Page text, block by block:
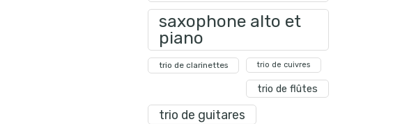
saxophone alto et
piano
trio de clarinettes trio de cuivres
trio de flûtes
trio de guitares